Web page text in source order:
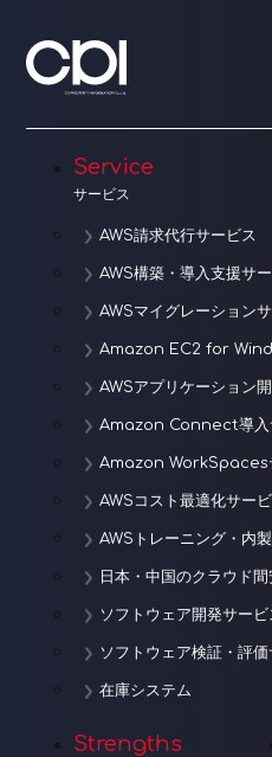
ゲ
シ
ン
Service
サービス
AWS請求代行サービス
AWS構築・導入支援サ
AWSマイグレーション
Amazon EC2 for
AWSアプリケーション
Amazon Connect導入
Amazon WorkSpaces
AWSコスト最適化サー
AWSトレーニング・内
日本・中国のクラウド
ソフトウェア開発サービ
ソフトウェア検証・評価
在庫システム
Strengths